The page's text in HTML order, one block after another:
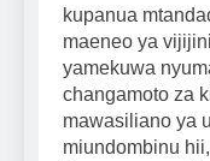
kupanua
maeneo ya
yamekuwa
changamoto za
mawasiliano ya
miundombinu